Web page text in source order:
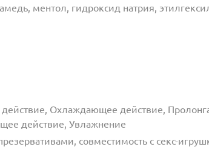
ментол, гидроксид натрия,
действие, Охлаждающее действие,
действие, Увлажнение
совместимость с секс-